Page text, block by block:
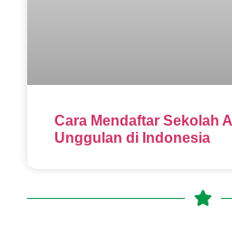
Cara Mendaftar Sekolah
Unggulan di Indonesia